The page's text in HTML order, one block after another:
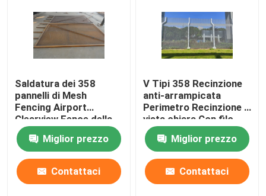
Saldatura dei 358
pannelli di Mesh
Fencing Airport
Clearview Fence della
prigione
Miglior prezzo
Contattaci
V Tipi 358 Recinzione
anti-arrampicata
Perimetro Recinzione a
vista chiara Con filo
spinato in cima
Miglior prezzo
Contattaci